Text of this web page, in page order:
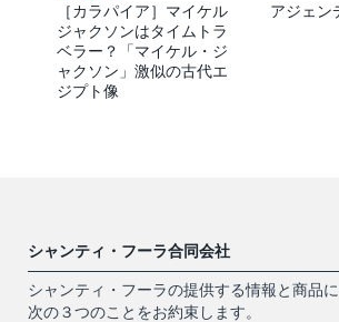
［カラパイア］マイケル
ジャクソンはタイムトラ
ベラー？「マイケル・ジ
ャクソン」激似の古代エ
ジプト像
アジェ
シャンティ・フーラ合同会社
シャンティ・フーラの提供する情報と商品
次の３つのことをお約束します。